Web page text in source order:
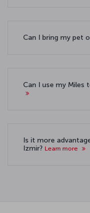
Can I bring my pet
Can I use my Miles
Is it more
Izmir? Learn more